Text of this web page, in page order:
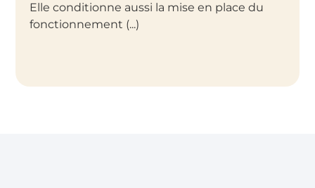
Elle conditionne aussi la mise en place du
fonctionnement (...)